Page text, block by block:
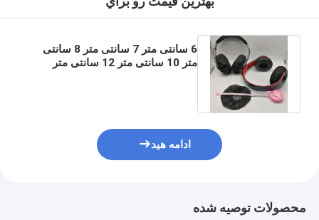
6 سانتی متر 7 سانتی متر 8 سانتی
متر 10 سانتی متر 12 سانتی متر
ادامه هید
محصولات توصیه شده